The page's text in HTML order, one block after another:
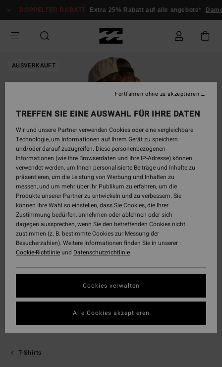
zur
springen
DOPPELTER RABATT Extra 25% Rabatt auf alle angebote* Damen
AUSVERKAUFT
T-Shirts
TREFFEN SIE EINE AUSWAHL FÜR IHRE DATEN
Wir und unsere Partner verwenden Cookies oder eine vergleichbare
Technologie, um Informationen auf Ihrem Gerät zu speichern
und/oder darauf zuzugreifen. Diese personenbezogenen
Informationen (wie Ihre Browserdaten und Ihre IP-Adresse) können
verwendet werden, um Ihnen personalisierte Beiträge und Inhalte zu
präsentieren, um die Leistung von Werbung und Inhalten zu
messen, und um mehr über ihr Publikum zu erfahren, um die
Produkte unserer Partner zu entwickeln und zu verbessern. Sie
können Ihre Wahl so einstellen, dass Sie Cookies, die Ihrer
Zustimmung bedürfen, annehmen oder ablehnen oder sich
dagegen aussprechen, wenn Sie den betreffenden Cookies nicht
zustimmen (z. B. bestimmte Cookies zur Messung der
Besucherzahlen). Weitere Informationen finden Sie in unserer :
Cookie-Richtlinieund Datenschutzrichtlinie
Cookies verwalten
Fortfahren ohne zu akzeptieren
Alle Cookies akzeptieren